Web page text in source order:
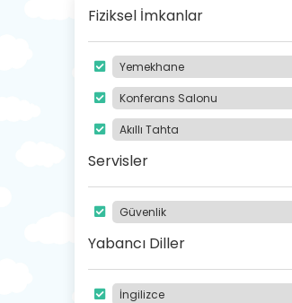
Fiziksel İmkanlar
Yemekhane
Konferans Salonu
Akıllı Tahta
Servisler
Güvenlik
Yabancı Diller
İngilizce